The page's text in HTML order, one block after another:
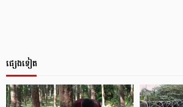
ផ្សេងទៀត